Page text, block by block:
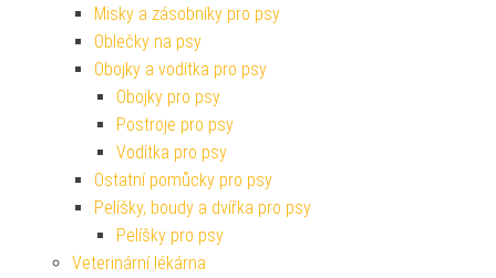
Misky a zásobníky pro psy
Oblečky na psy
Obojky a vodítka pro psy
Obojky pro psy
Postroje pro psy
Vodítka pro psy
Ostatní pomůcky pro psy
Pelíšky, boudy a dvířka pro psy
Pelíšky pro psy
Veterinární lékárna